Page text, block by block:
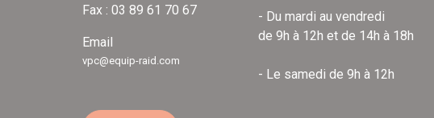
Fax : 03 89 61 70 67
Email
vpc@equip-raid.com
- Du mardi au vendredi
de 9h à 12h et de 14h à 18h
- Le samedi de 9h à 12h